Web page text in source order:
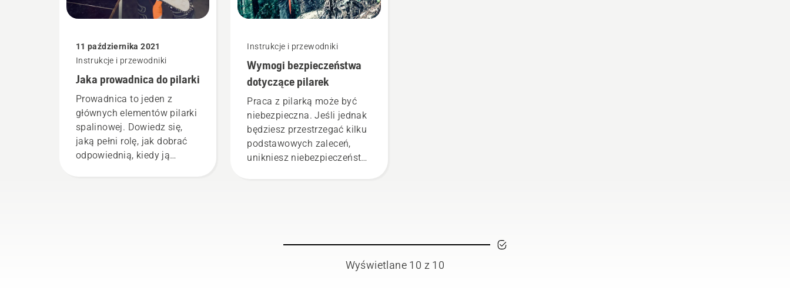
dowiedzieć się, jak
sprawdzić, czy układ
pilarki łańcuchowej działa
prawidłowo. Najpierw
sprawdź poziom oleju.
Uruchom pilarkę i upewnij
się, że hamulec łańcucha
jest wyłączony. Zwiększ
obroty silnika pilarki kilka
centymetrów od pnia
drzewa. Ślady oleju na pniu
11 października 2021
Instrukcje i przewodniki
Jaka prowadnica do pilarki
Prowadnica to jeden z
głównych elementów pilarki
spalinowej. Dowiedz się,
jaką pełni rolę, jak dobrać
odpowiednią, kiedy ją
Instrukcje i przewodniki
Wymogi bezpieczeństwa
dotyczące pilarek
Praca z pilarką może być
niebezpieczna. Jeśli jednak
będziesz przestrzegać kilku
podstawowych zaleceń,
unikniesz niebezpieczeństw
Wyświetlane 10 z 10